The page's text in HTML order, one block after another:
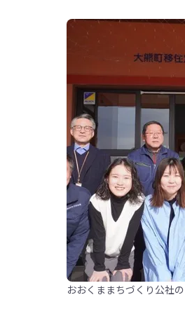
おおくままちづくり公社